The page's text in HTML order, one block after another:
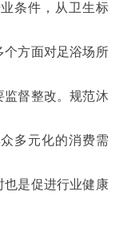
条件，从卫生标
个方面对足浴场所
监督整改。规范沐
多元化的消费需
也是促进行业健康